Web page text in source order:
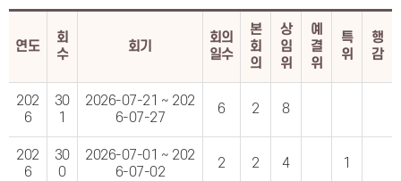
연도
회
수
회기
회의
일수
본
회
의
상
임
위
예
결
위
특
위
행
감
202
6
30
1
2026-07-21 ~ 202
6-07-27
6 2 8
202
6
30
0
2026-07-01 ~ 202
6-07-02
2 2 4 1